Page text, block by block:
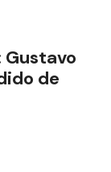
Gustavo
de